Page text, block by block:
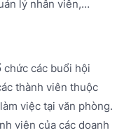
lý nhân viên,…
chức các buổi hội
thành viên thuộc
việc tại văn phòng.
viên của các doanh